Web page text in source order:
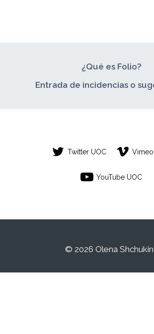
¿Qué es Folio?
Entrada de incidencias o
Twitter UOC
YouTube UOC
© 2026 Olena